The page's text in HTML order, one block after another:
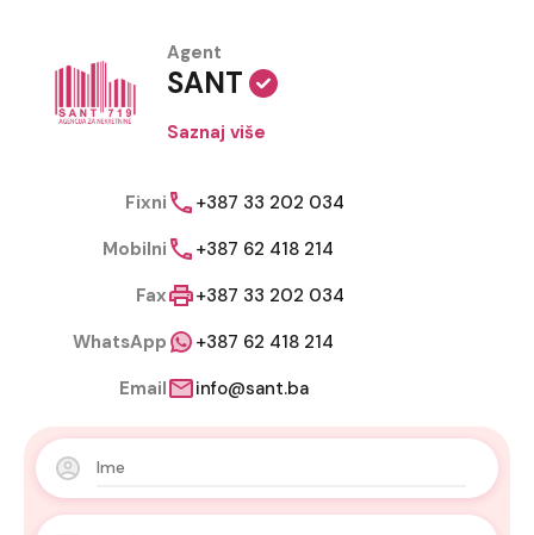
Agent
SANT
Saznaj više
Fixni
+387 33 202 034
Mobilni
+387 62 418 214
Fax
+387 33 202 034
WhatsApp
+387 62 418 214
Email
info@sant.ba